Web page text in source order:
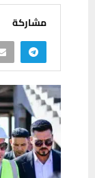
مشاركة